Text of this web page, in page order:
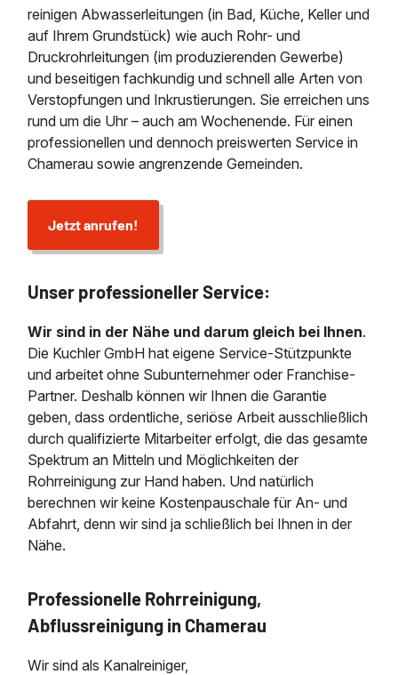
Dükerreinigung
Mobile Schlamm-
Stellenangebote
Kontakt
reinigen Abwasserleitungen (in Bad, Küche, Keller und
auf Ihrem Grundstück) wie auch Rohr- und
Druckrohrleitungen (im produzierenden Gewerbe)
und beseitigen fachkundig und schnell alle Arten von
Verstopfungen und Inkrustierungen. Sie erreichen uns
rund um die Uhr – auch am Wochenende. Für einen
professionellen und dennoch preiswerten Service in
Chamerau sowie angrenzende Gemeinden.
Jetzt anrufen!
Unser professioneller Service:
Wir sind in der Nähe und darum gleich bei Ihnen.
Die Kuchler GmbH hat eigene Service-Stützpunkte
und arbeitet ohne Subunternehmer oder Franchise-
Partner. Deshalb können wir Ihnen die Garantie
geben, dass ordentliche, seriöse Arbeit ausschließlich
durch qualifizierte Mitarbeiter erfolgt, die das gesamte
Spektrum an Mitteln und Möglichkeiten der
Rohrreinigung zur Hand haben. Und natürlich
berechnen wir keine Kostenpauschale für An- und
Abfahrt, denn wir sind ja schließlich bei Ihnen in der
Nähe.
Professionelle Rohrreinigung,
Abflussreinigung in Chamerau
Wir sind als Kanalreiniger,